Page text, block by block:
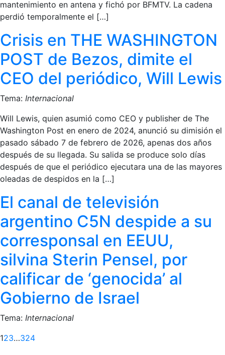
mantenimiento en antena y fichó por BFMTV. La cadena
perdió temporalmente el […]
Crisis en THE WASHINGTON
POST de Bezos, dimite el
CEO del periódico, Will Lewis
Tema: Internacional
Will Lewis, quien asumió como CEO y publisher de The
Washington Post en enero de 2024, anunció su dimisión el
pasado sábado 7 de febrero de 2026, apenas dos años
después de su llegada. Su salida se produce solo días
después de que el periódico ejecutara una de las mayores
oleadas de despidos en la […]
El canal de televisión
argentino C5N despide a su
corresponsal en EEUU,
silvina Sterin Pensel, por
calificar de ‘genocida’ al
Gobierno de Israel
Tema: Internacional
123…324